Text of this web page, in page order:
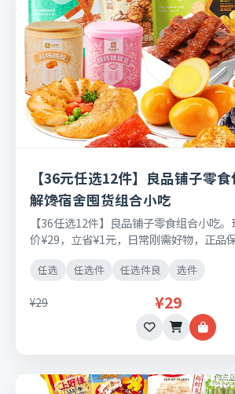
【36元任选12件】良品铺子零
解馋宿舍囤货组合小吃
【36任选12件】良品铺子零食组合小吃
价¥29，立省¥1元，日常刚需好物，正品
任选 任选件 任选件良 选件
¥29 ¥29